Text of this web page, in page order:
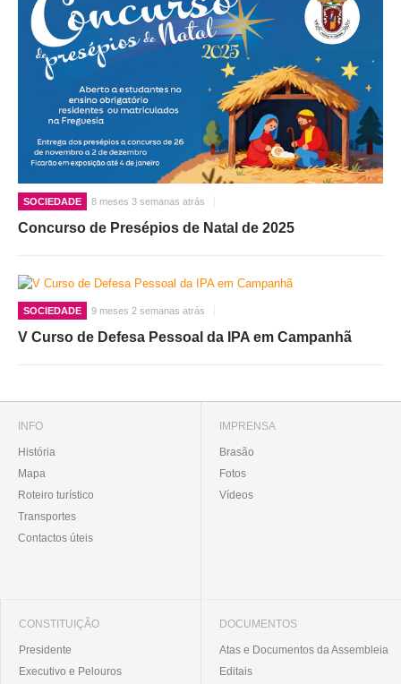
SOCIEDADE 8 meses 3 semanas atrás
Concurso de Presépios de Natal de 2025
SOCIEDADE 9 meses 2 semanas atrás
V Curso de Defesa Pessoal da IPA em Campanhã
INFO
História
Mapa
Roteiro turístico
Transportes
Contactos úteis
IMPRENSA
Brasão
Fotos
Vídeos
CONSTITUIÇÃO
Presidente
Executivo e Pelouros
DOCUMENTOS
Atas e Documentos da Assembleia
Editais